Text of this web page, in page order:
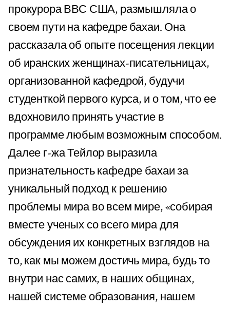
прокурора ВВС США, размышляла о
своем пути на кафедре бахаи. Она
рассказала об опыте посещения лекции
об иранских женщинах-писательницах,
организованной кафедрой, будучи
студенткой первого курса, и о том, что ее
вдохновило принять участие в
программе любым возможным способом.
Далее г-жа Тейлор выразила
признательность кафедре бахаи за
уникальный подход к решению
проблемы мира во всем мире, «собирая
вместе ученых со всего мира для
обсуждения их конкретных взглядов на
то, как мы можем достичь мира, будь то
внутри нас самих, в наших общинах,
нашей системе образования, нашем